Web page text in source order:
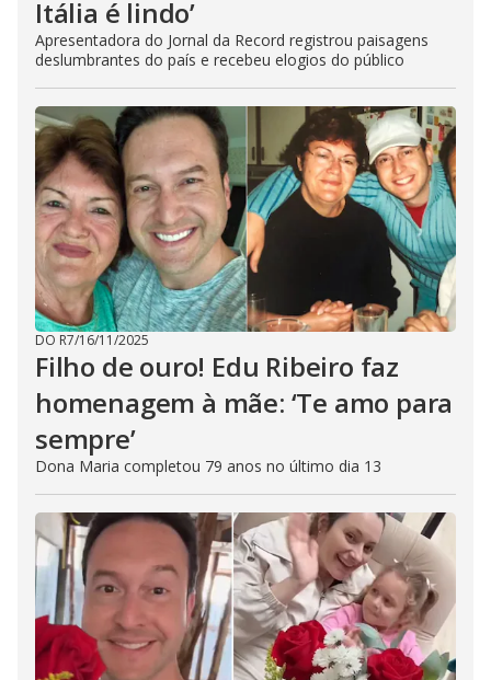
Itália é lindo’
Apresentadora do Jornal da Record registrou paisagens
deslumbrantes do país e recebeu elogios do público
DO R7/16/11/2025
Filho de ouro! Edu Ribeiro faz
homenagem à mãe: ‘Te amo para
sempre’
Dona Maria completou 79 anos no último dia 13